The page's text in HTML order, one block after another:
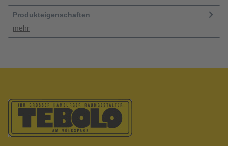
Produkteigenschaften
mehr